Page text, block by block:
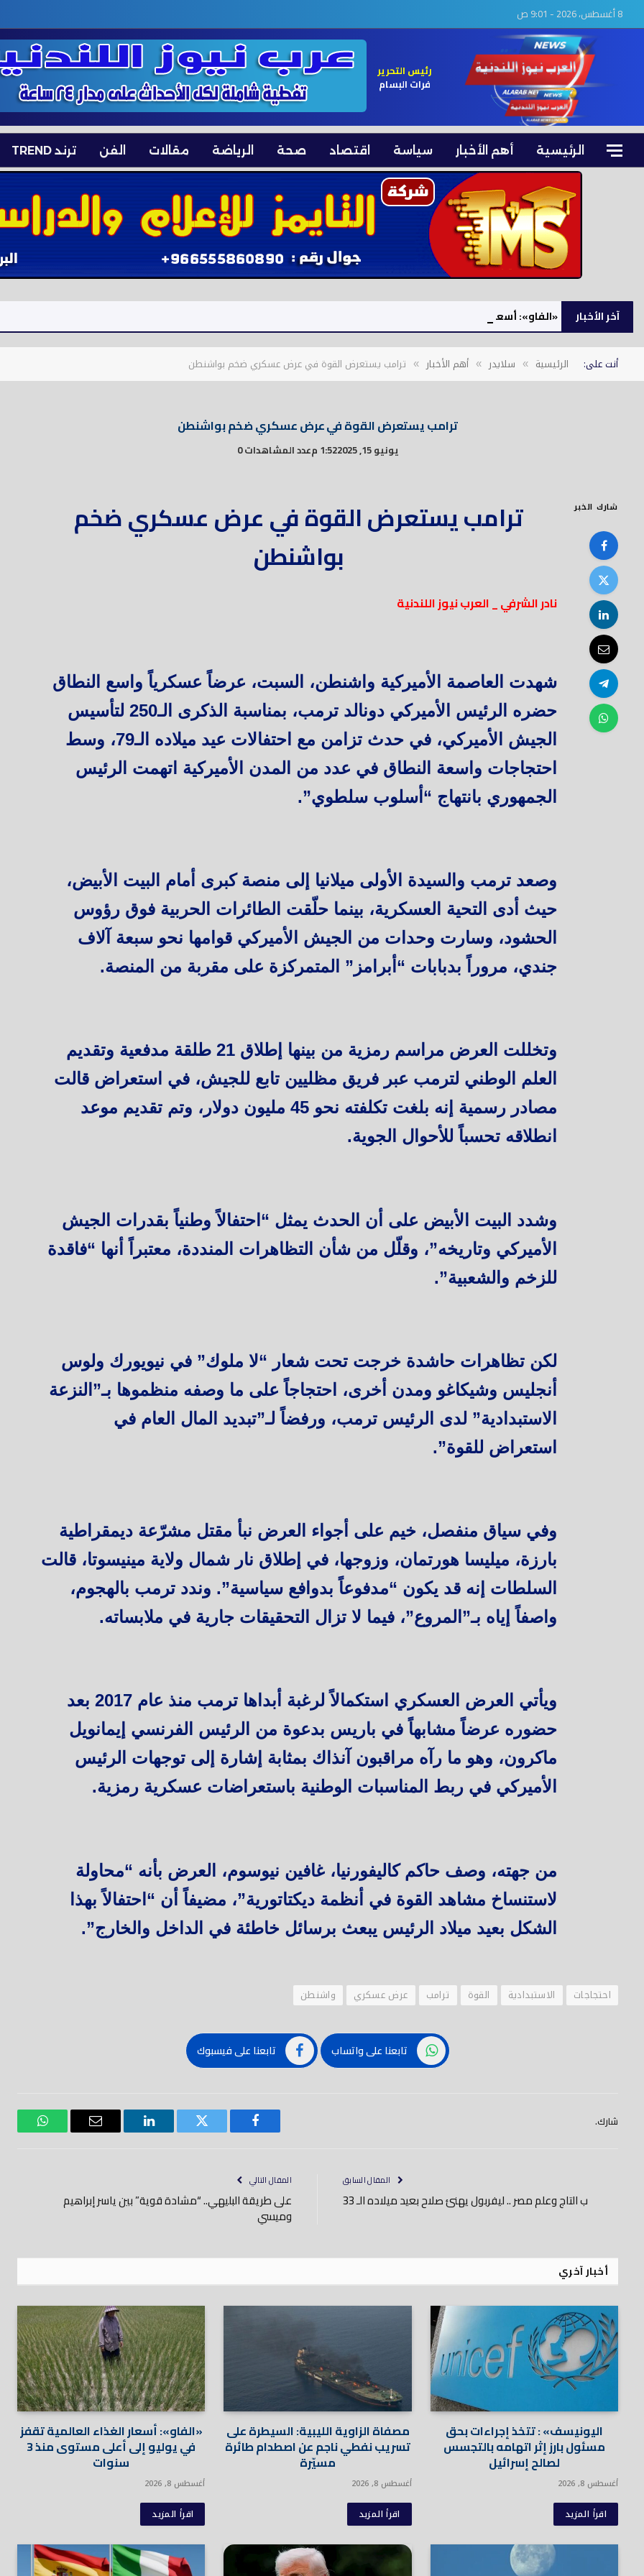
8 أغسطس، 2026 - 9:01 ص
رئيس التحرير
فرات البسام
الرئيسية أهم الأخبار سياسة اقتصاد صحة الرياضة مقالات الفن ترند TREND
آخر الأخبار «الفاو»: أسعار الغذاء العالمية تقفز في يوليو إلى أعلى مستوى منذ 3 سنوات
أنت على: الرئيسية » سلايدر » أهم الأخبار » ترامب يستعرض القوة في عرض عسكري ضخم بواشنطن
ترامب يستعرض القوة في عرض عسكري ضخم بواشنطن
يونيو 15, 2025 1:52 م عدد المشاهدات 0
شارك الخبر
ترامب يستعرض القوة في عرض عسكري ضخم
بواشنطن
نادر الشرفي _ العرب نيوز اللندنية
شهدت العاصمة الأميركية واشنطن، السبت، عرضاً عسكرياً واسع النطاق
حضره الرئيس الأميركي دونالد ترمب، بمناسبة الذكرى الـ250 لتأسيس
الجيش الأميركي، في حدث تزامن مع احتفالات عيد ميلاده الـ79، وسط
احتجاجات واسعة النطاق في عدد من المدن الأميركية اتهمت الرئيس
الجمهوري بانتهاج “أسلوب سلطوي”.
وصعد ترمب والسيدة الأولى ميلانيا إلى منصة كبرى أمام البيت الأبيض،
حيث أدى التحية العسكرية، بينما حلّقت الطائرات الحربية فوق رؤوس
الحشود، وسارت وحدات من الجيش الأميركي قوامها نحو سبعة آلاف
جندي، مروراً بدبابات “أبرامز” المتمركزة على مقربة من المنصة.
وتخللت العرض مراسم رمزية من بينها إطلاق 21 طلقة مدفعية وتقديم
العلم الوطني لترمب عبر فريق مظليين تابع للجيش، في استعراض قالت
مصادر رسمية إنه بلغت تكلفته نحو 45 مليون دولار، وتم تقديم موعد
انطلاقه تحسباً للأحوال الجوية.
وشدد البيت الأبيض على أن الحدث يمثل “احتفالاً وطنياً بقدرات الجيش
الأميركي وتاريخه”، وقلّل من شأن التظاهرات المنددة، معتبراً أنها “فاقدة
للزخم والشعبية”.
لكن تظاهرات حاشدة خرجت تحت شعار “لا ملوك” في نيويورك ولوس
أنجليس وشيكاغو ومدن أخرى، احتجاجاً على ما وصفه منظموها بـ”النزعة
الاستبدادية” لدى الرئيس ترمب، ورفضاً لـ”تبديد المال العام في
استعراض للقوة”.
وفي سياق منفصل، خيم على أجواء العرض نبأ مقتل مشرّعة ديمقراطية
بارزة، ميليسا هورتمان، وزوجها، في إطلاق نار شمال ولاية مينيسوتا، قالت
السلطات إنه قد يكون “مدفوعاً بدوافع سياسية”. وندد ترمب بالهجوم،
واصفاً إياه بـ”المروع”، فيما لا تزال التحقيقات جارية في ملابساته.
ويأتي العرض العسكري استكمالاً لرغبة أبداها ترمب منذ عام 2017 بعد
حضوره عرضاً مشابهاً في باريس بدعوة من الرئيس الفرنسي إيمانويل
ماكرون، وهو ما رآه مراقبون آنذاك بمثابة إشارة إلى توجهات الرئيس
الأميركي في ربط المناسبات الوطنية باستعراضات عسكرية رمزية.
من جهته، وصف حاكم كاليفورنيا، غافين نيوسوم، العرض بأنه “محاولة
لاستنساخ مشاهد القوة في أنظمة ديكتاتورية”، مضيفاً أن “احتفالاً بهذا
الشكل بعيد ميلاد الرئيس يبعث برسائل خاطئة في الداخل والخارج”.
احتجاجات الاستبدادية القوة ترامب عرض عسكري واشنطن
تابعنا على واتساب تابعنا على فيسبوك
شارك.
فيسبوك تويتر لينكدود
بريد
واتساب
المقال السابق
ب التاج وعلم مصر .. ليفربول يهنئ صلاح بعيد ميلاده الـ 33
المقال التالي
على طريقة البليهي.. “مشادة قوية” بين ياسر إبراهيم
وميسي
أخبار آخري
اليونيسف» : تتخذ إجراءات بحق
مسئول بارز إثر اتهامه بالتجسس
لصالح إسرائيل
أغسطس 8, 2026
اقرأ المزيد
مصفاة الزاوية الليبية: السيطرة على
تسريب نفطي ناجم عن اصطدام طائرة
مسيّرة
أغسطس 8, 2026
اقرأ المزيد
«الفاو»: أسعار الغذاء العالمية تقفز
في يوليو إلى أعلى مستوى منذ 3
سنوات
أغسطس 8, 2026
اقرأ المزيد